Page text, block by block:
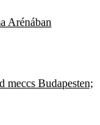
Arénában
meccs Budapesten;